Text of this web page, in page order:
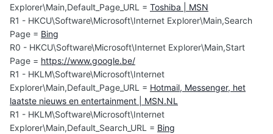
Explorer\Main,Default_Page_URL = Toshiba | MSN
R1 - HKCU\Software\Microsoft\Internet Explorer\Main,Search
Page = Bing
R0 - HKCU\Software\Microsoft\Internet Explorer\Main,Start
Page = https://www.google.be/
R1 - HKLM\Software\Microsoft\Internet
Explorer\Main,Default_Page_URL = Hotmail, Messenger, het
laatste nieuws en entertainment | MSN.NL
R1 - HKLM\Software\Microsoft\Internet
Explorer\Main,Default_Search_URL = Bing